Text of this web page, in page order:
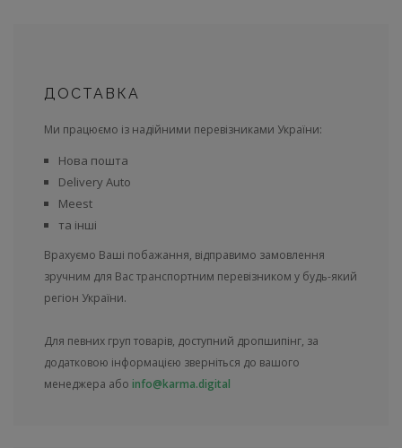
ДОСТАВКА
Ми працюємо із надійними перевізниками України:
Нова пошта
Delivery Auto
Meest
та інші
Врахуємо Ваші побажання, відправимо замовлення
зручним для Вас транспортним перевізником у будь-який
регіон України.
Для певних груп товарів, доступний дропшипінг, за
додатковою інформацією зверніться до вашого
менеджера або info@karma.digital